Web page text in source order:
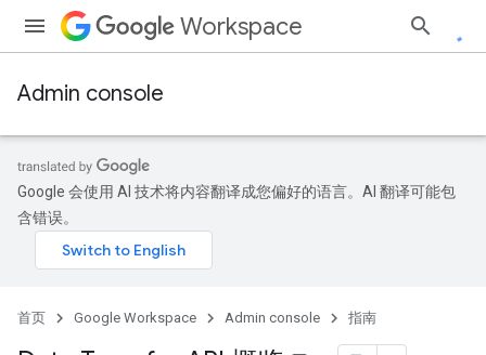
Workspace
Admin console
Google 会使用 AI 技术将内容翻译成您偏好的语言。AI 翻译可能包
含错误。
首页 Google Workspace Admin console 指南